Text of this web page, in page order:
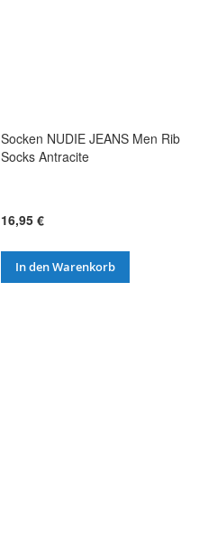
Socken NUDIE JEANS Men Rib
Socks Antracite
16,95 €
In den Warenkorb